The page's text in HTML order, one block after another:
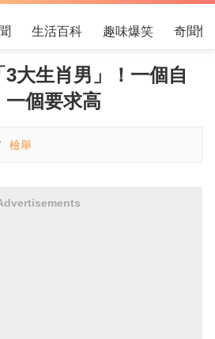
生活百科 趣味爆笑 奇聞怪
大生肖男」！一個自
一個要求高
檢舉